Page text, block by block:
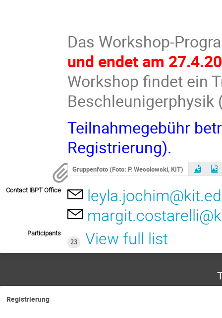
Das Workshop-
und endet am
Workshop findet ein
Beschleunigerphysik
Teilnahmegebühr
Registrierung).
Gruppenfoto (Foto: P. Wesolowski, KIT)
Contact IBPT Office
Participants
23
View full list
Registrierung